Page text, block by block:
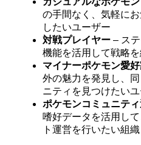
の手間なく、気軽に
したいユーザー
対戦プレイヤー – ス
機能を活用して戦略
マイナーポケモン愛
外の魅力を発見し、
ニティを見つけたい
ポケモンコミュニテ
嗜好データを活用し
ト運営を行いたい組織